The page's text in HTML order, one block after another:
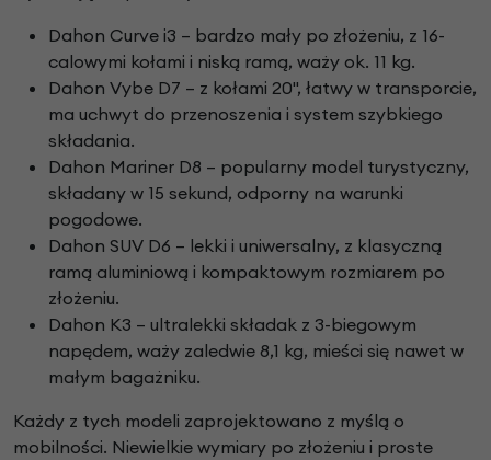
Dahon Curve i3 – bardzo mały po złożeniu, z 16-
calowymi kołami i niską ramą, waży ok. 11 kg.
Dahon Vybe D7 – z kołami 20", łatwy w transporcie,
ma uchwyt do przenoszenia i system szybkiego
składania.
Dahon Mariner D8 – popularny model turystyczny,
składany w 15 sekund, odporny na warunki
pogodowe.
Dahon SUV D6 – lekki i uniwersalny, z klasyczną
ramą aluminiową i kompaktowym rozmiarem po
złożeniu.
Dahon K3 – ultralekki składak z 3-biegowym
napędem, waży zaledwie 8,1 kg, mieści się nawet w
małym bagażniku.
Każdy z tych modeli zaprojektowano z myślą o
mobilności. Niewielkie wymiary po złożeniu i proste